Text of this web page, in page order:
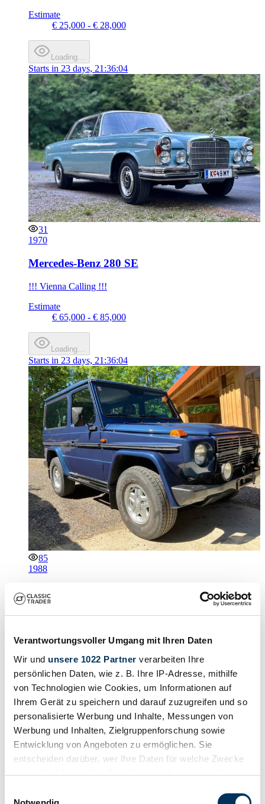
Verantwortungsvoller Umgang mit Ihren Daten
Wir und unsere 1022 Partner verarbeiten Ihre
persönlichen Daten, wie z. B. Ihre IP-Adresse, mithilfe
von Technologien wie Cookies, um Informationen auf
Ihrem Gerät zu speichern und darauf zuzugreifen und so
personalisierte Werbung und Inhalte, Messungen von
Werbung und Inhalten, Zielgruppenforschung sowie
Entwicklung von Angeboten zu ermöglichen. Sie
entscheiden darüber, wer Ihre Daten für welche Zwecke
nutzt. Sie können Ihre Einwilligung jederzeit über die
Trigger Symbol ändern oder widerrufen
Estimate
€ 25,000 - € 28,000
Loading…
Starts in 23 days, 21:36:04
31
1970
Mercedes-Benz 280 SE
!!! Vienna Calling !!!
Estimate
€ 65,000 - € 85,000
Loading…
Starts in 23 days, 21:36:04
85
1988
Steyr-Puch 280 GE (SWB)
Rarely Restored PUCH 280 GE with Matching Numbers,
Estimate
€ 56,000 - € 60,000
Loading…
Starts in23 days, 21:36:04